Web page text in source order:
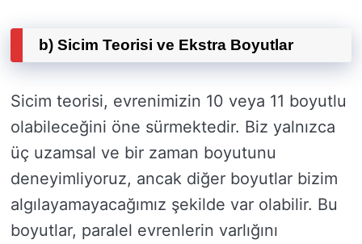
b) Sicim Teorisi ve Ekstra Boyutlar
Sicim teorisi, evrenimizin 10 veya 11 boyutlu
olabileceğini öne sürmektedir. Biz yalnızca
üç uzamsal ve bir zaman boyutunu
deneyimliyoruz, ancak diğer boyutlar bizim
algılayamayacağımız şekilde var olabilir. Bu
boyutlar, paralel evrenlerin varlığını